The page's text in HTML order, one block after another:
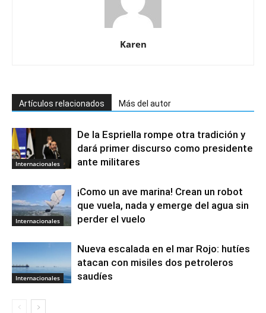
Karen
Artículos relacionados Más del autor
Internacionales
De la Espriella rompe otra tradición y
dará primer discurso como presidente
ante militares
Internacionales
¡Como un ave marina! Crean un robot
que vuela, nada y emerge del agua sin
perder el vuelo
Internacionales
Nueva escalada en el mar Rojo: hutíes
atacan con misiles dos petroleros
saudíes